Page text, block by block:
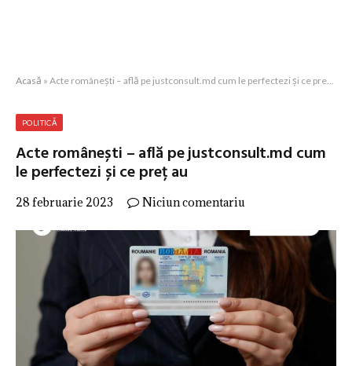
Acasă » Acte românești – află pe justconsult.md cum le perfectezi și ce preț au
POLITICĂ
Acte românești – află pe justconsult.md cum
le perfectezi și ce preț au
28 februarie 2023 Niciun comentariu